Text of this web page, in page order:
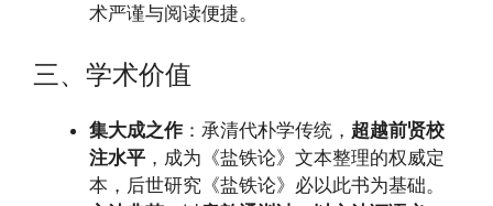
术严谨与阅读便捷。
三、学术价值
集大成之作：承清代朴学传统， 超越前贤校
注水平 ，成为《盐铁论》文本整理的权威定
本，后世研究《盐铁论》必以此书为基础。